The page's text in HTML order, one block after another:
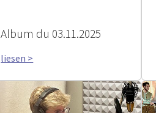
Album du 03.11.2025
liesen >